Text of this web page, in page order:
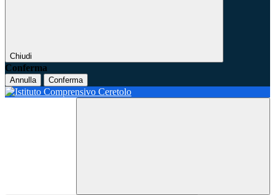
Chiudi
Conferma
Annulla Conferma